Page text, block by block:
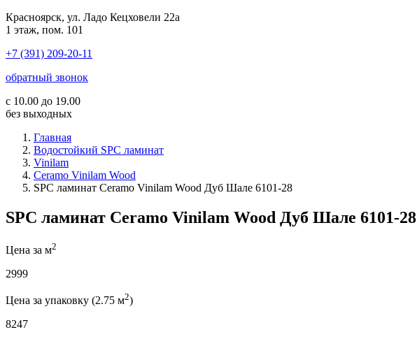
Красноярск, ул. Ладо Кецховели 22а
1 этаж, пом. 101
+7 (391) 209-20-11
обратный звонок
с 10.00 до 19.00
без выходных
Главная
Водостойкий SPC ламинат
Vinilam
Ceramo Vinilam Wood
SPC ламинат Ceramo Vinilam Wood Дуб Шале 6101-28
SPC ламинат Ceramo Vinilam Wood Дуб Шале 6101-28
Цена за м2
2999
Цена за упаковку (2.75 м2)
8247